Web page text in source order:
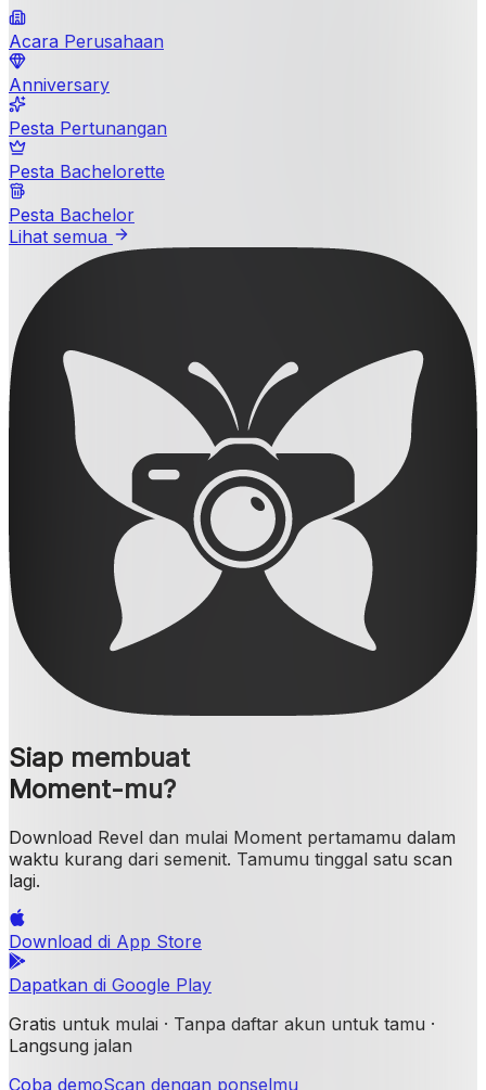
Acara Perusahaan
Anniversary
Pesta Pertunangan
Pesta Bachelorette
Pesta Bachelor
Lihat semua
Siap membuat
Moment-mu?
Download Revel dan mulai Moment pertamamu dalam
waktu kurang dari semenit. Tamumu tinggal satu scan
lagi.
Download di App Store
Dapatkan di Google Play
Gratis untuk mulai · Tanpa daftar akun untuk tamu ·
Langsung jalan
Coba demoScan dengan ponselmu